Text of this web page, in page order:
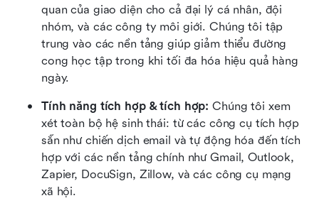
quan của giao diện cho cả đại lý cá nhân, đội
nhóm, và các công ty môi giới. Chúng tôi tập
trung vào các nền tảng giúp giảm thiểu đường
cong học tập trong khi tối đa hóa hiệu quả hàng
ngày.
Tính năng tích hợp & tích hợp: Chúng tôi xem
xét toàn bộ hệ sinh thái: từ các công cụ tích hợp
sẵn như chiến dịch email và tự động hóa đến tích
hợp với các nền tảng chính như Gmail, Outlook,
Zapier, DocuSign, Zillow, và các công cụ mạng
xã hội.